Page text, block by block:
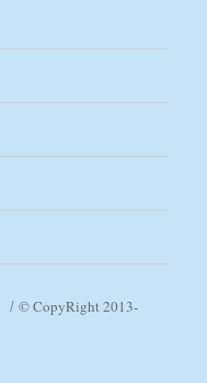
© CopyRight 2013-